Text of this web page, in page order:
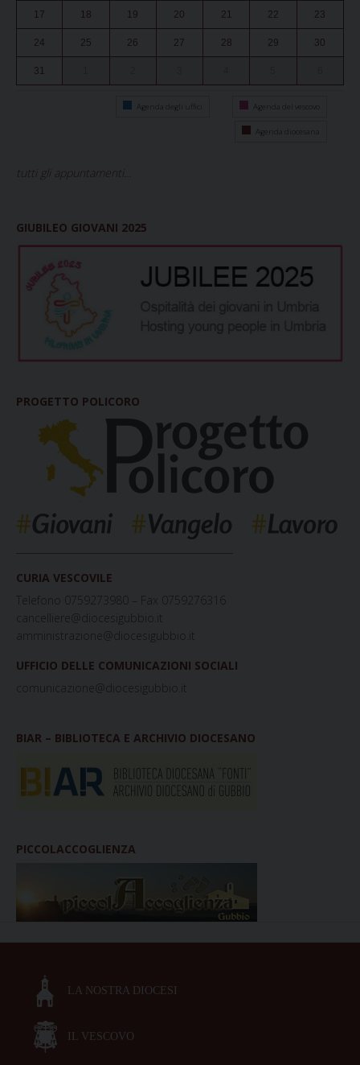
17 18 19 20 21 22 23
24 25 26 27 28 29 30
31
Agenda degli uffici Agenda del vescovo
Agenda diocesana
tutti gli appuntamenti...
GIUBILEO GIOVANI 2025
PROGETTO POLICORO
CURIA VESCOVILE
Telefono 0759273980 – Fax 0759276316
cancelliere@diocesigubbio.it
amministrazione@diocesigubbio.it
UFFICIO DELLE COMUNICAZIONI SOCIALI
comunicazione@diocesigubbio.it
BIAR – BIBLIOTECA E ARCHIVIO DIOCESANO
PICCOLACCOGLIENZA
LA NOSTRA DIOCESI
IL VESCOVO